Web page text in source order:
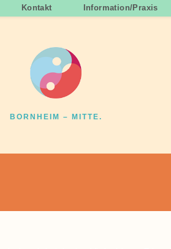
Kontakt Information/Praxis
BORNHEIM – MITTE.